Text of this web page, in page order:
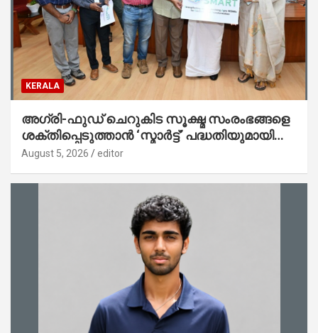
KERALA
അഗ്രി-ഫുഡ് ചെറുകിട സൂക്ഷ്മ സംരംഭങ്ങളെ
ശക്തിപ്പെടുത്താന്‍ ‘സ്മാര്‍ട്ട്’ പദ്ധതിയുമായി
കേര; ലോഗോ മുഖ്യമന്ത്രി പ്രകാശനം
August 5, 2026 editor